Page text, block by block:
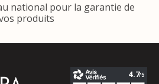
national pour la garantie de
produits